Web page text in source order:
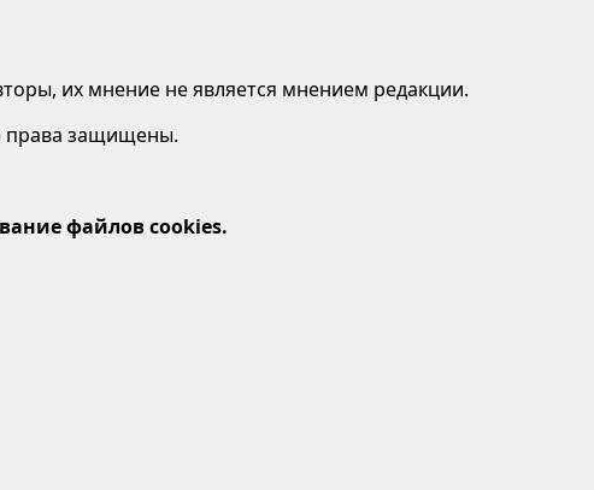
их мнение не является мнением редакции.
права защищены.
файлов cookies.